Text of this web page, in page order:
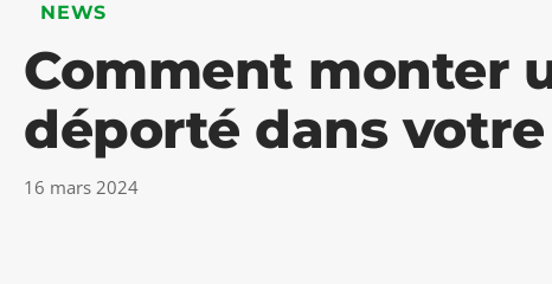
NEWS
Comment monter
déporté dans
16 mars 2024